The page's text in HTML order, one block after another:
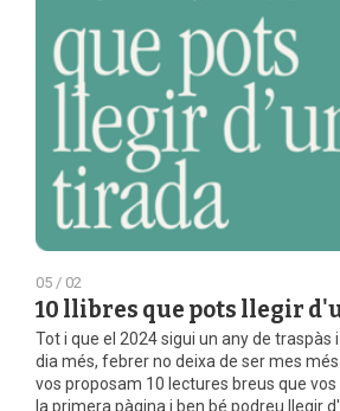
05 / 02
10 llibres que pots llegir
Tot i que el 2024 sigui un any de traspàs
dia més, febrer no deixa de ser mes
vos proposam 10 lectures breus que
la primera pàgina i ben bé podreu llegir